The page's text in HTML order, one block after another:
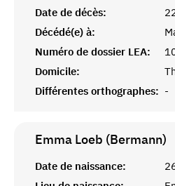
Date de décès:
Décédé(e) à:
Numéro de dossier LEA:
Domicile:
Différentes orthographes: -
Emma Loeb (Bermann)
Date de naissance: